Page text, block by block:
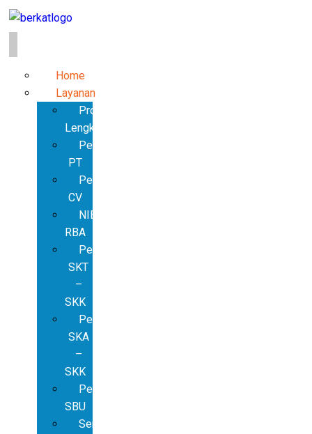
Home
Layanan
Produk
Lengkap
Pendirian
PT
Pendirian
CV
NIB
RBA
Pembuatan
SKT
–
SKK
Pembuatan
SKA
–
SKK
Pembuatan
SBU
Sertifikat